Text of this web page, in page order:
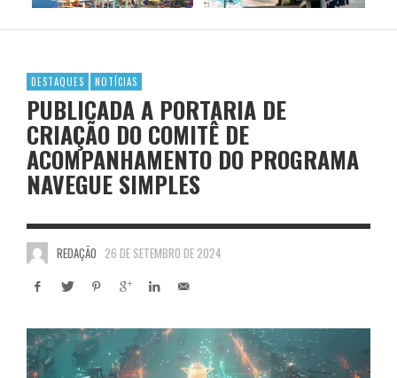
DESTAQUES NOTÍCIAS
PUBLICADA A PORTARIA DE
CRIAÇÃO DO COMITÊ DE
ACOMPANHAMENTO DO PROGRAMA
NAVEGUE SIMPLES
REDAÇÃO 26 DE SETEMBRO DE 2024